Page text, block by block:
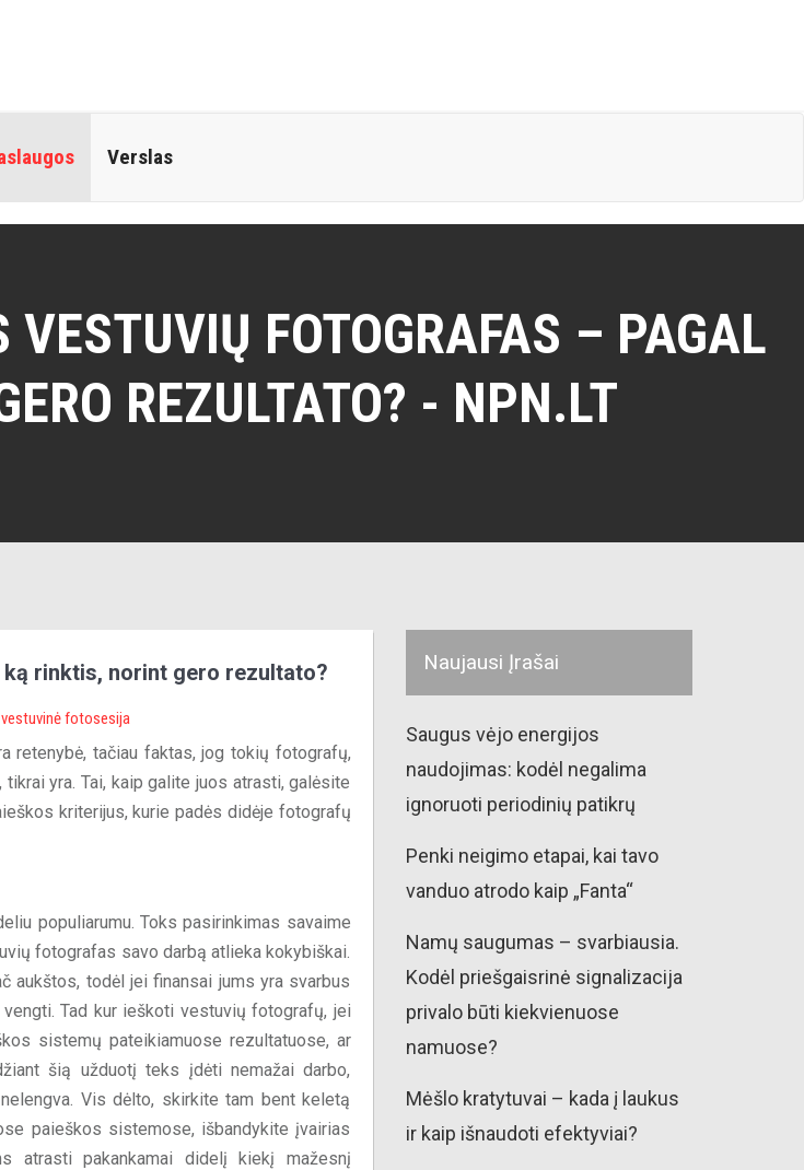
Verslas
FOTOGRAFAS – PAGAL
REZULTATO? - NPN.LT
rinktis, norint gero rezultato?
vestuvinė fotosesija
retenybė, tačiau faktas, jog tokių fotografų,
yra. Tai, kaip galite juos atrasti, galėsite
kriterijus, kurie padės didėje fotografų
populiarumu. Toks pasirinkimas savaime
fotografas savo darbą atlieka kokybiškai.
aukštos, todėl jei finansai jums yra svarbus
Tad kur ieškoti vestuvių fotografų, jei
sistemų pateikiamuose rezultatuose, ar
šią užduotį teks įdėti nemažai darbo,
Vis dėlto, skirkite tam bent keletą
paieškos sistemose, išbandykite įvairias
atrasti pakankamai didelį kiekį mažesnį
Naujausi Įrašai
Saugus vėjo energijos
naudojimas: kodėl negalima
ignoruoti periodinių patikrų
Penki neigimo etapai, kai tavo
vanduo atrodo kaip „Fanta“
Namų saugumas – svarbiausia.
Kodėl priešgaisrinė signalizacija
privalo būti kiekvienuose
namuose?
Mėšlo kratytuvai – kada į laukus
ir kaip išnaudoti efektyviai?